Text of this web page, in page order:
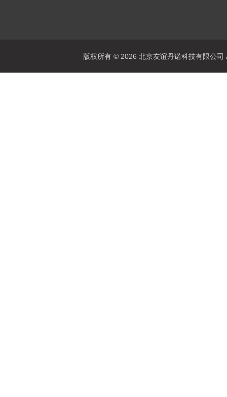
版权所有 © 2026 北京友谊丹诺科技有限